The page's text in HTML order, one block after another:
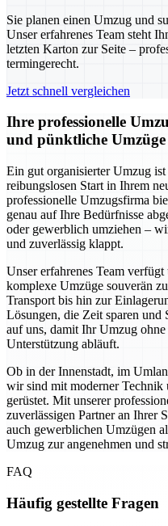
Sie planen einen Umzug und
Unser erfahrenes Team steht
letzten Karton zur Seite –
termingerecht.
Jetzt schnell vergleichen
Ihre professionelle
und pünktliche
Ein gut organisierter Umzug
reibungslosen Start in Ihrem
professionelle Umzugsfirma
genau auf Ihre Bedürfnisse
oder gewerblich umziehen –
und zuverlässig klappt.
Unser erfahrenes Team
komplexe Umzüge souverän
Transport bis hin zur
Lösungen, die Zeit sparen und
auf uns, damit Ihr Umzug
Unterstützung abläuft.
Ob in der Innenstadt, im
wir sind mit moderner Technik
gerüstet. Mit unserer
zuverlässigen Partner an Ihrer
auch gewerblichen Umzügen
Umzug zur angenehmen und
FAQ
Häufig gestellte Fragen